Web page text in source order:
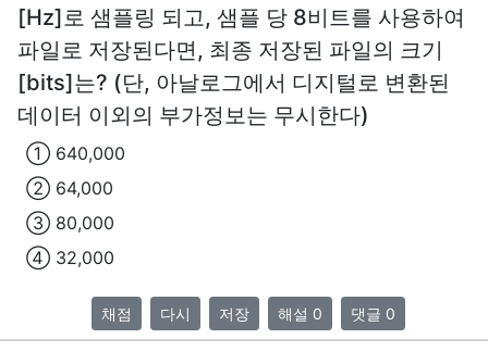
[Hz]로 샘플링 되고, 샘플 당 8비트를 사용하여
파일로 저장된다면, 최종 저장된 파일의 크기
[bits]는? (단, 아날로그에서 디지털로 변환된
데이터 이외의 부가정보는 무시한다)
① 640,000
② 64,000
③ 80,000
④ 32,000
채점 다시 저장 해설 0 댓글 0